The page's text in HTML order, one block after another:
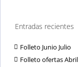
Entradas recientes
Folleto Junio Julio
Folleto ofertas Abril